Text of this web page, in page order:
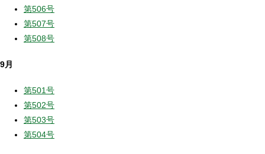
第506号
第507号
第508号
9月
第501号
第502号
第503号
第504号